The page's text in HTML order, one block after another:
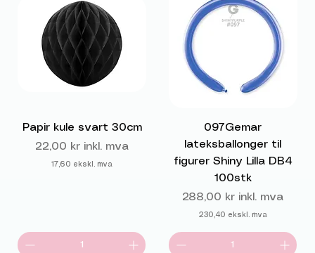
Papir kule svart 30cm
Pris
22,00 kr inkl. mva
17,60 ekskl. mva
097Gemar
lateksballonger til
figurer Shiny Lilla DB4
100stk
Pris
288,00 kr inkl. mva
230,40 ekskl. mva